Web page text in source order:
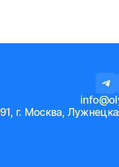
г. Москва,